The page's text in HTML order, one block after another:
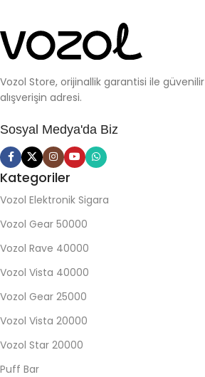
Vozol Store, orijinallik garantisi ile güvenilir
alışverişin adresi.
Sosyal Medya'da Biz
Kategoriler
Vozol Elektronik Sigara
Vozol Gear 50000
Vozol Rave 40000
Vozol Vista 40000
Vozol Gear 25000
Vozol Vista 20000
Vozol Star 20000
Puff Bar